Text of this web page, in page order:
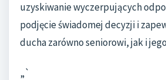
uzyskiwanie wyczerpujących
podjęcie świadomej decyzji i
ducha zarówno seniorowi, jak i
„`